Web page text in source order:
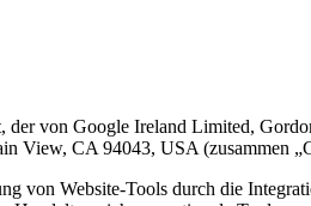
der von Google Ireland Limited,
View, CA 94043, USA (zusammen
von Website-Tools durch die